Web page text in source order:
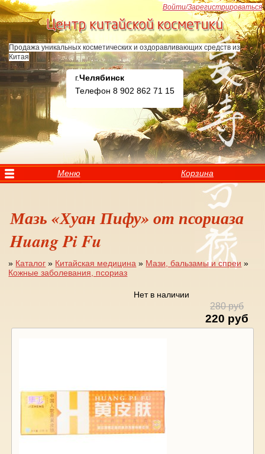
Перейти к основному содержанию
Продажа уникальных косметических и оздоравливающих средств из
Китая
г.Челябинск
Телефон 8 902 862 71 15
Меню Корзина
Мазь «Хуан Пифу» от псориаза
Huang Pi Fu
Вы здесь
» Каталог » Китайская медицина » Мази, бальзамы и спреи »
Кожные заболевания, псориаз
Нет в наличии
280 руб
220 руб
Войти/Зарегистрироваться